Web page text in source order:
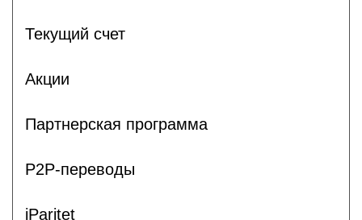
Текущий счет
Акции
Партнерская программа
P2P-переводы
iParitet